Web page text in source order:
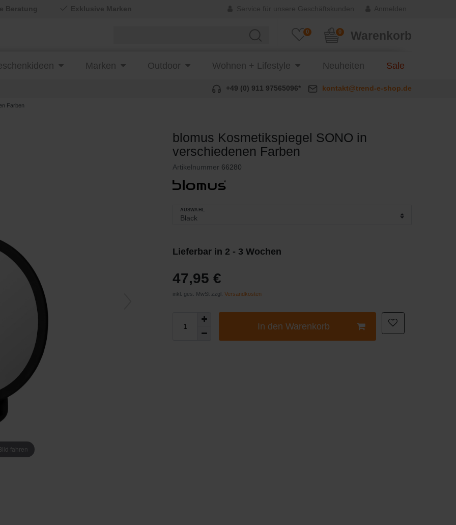
Farben
0 Warenkorb
0
Marken Outdoor Wohnen + Lifestyle Neuheiten Sale
+49 (0) 911 97565096* kontakt@trend-e-shop.de
fahren
blomus Kosmetikspiegel SONO in
verschiedenen Farben
Artikelnummer 66280
AUSWAHL
Lieferbar in 2 - 3 Wochen
47,95 €
inkl. ges. MwSt zzgl. Versandkosten
In den Warenkorb